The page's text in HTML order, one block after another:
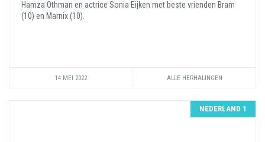
Hamza Othman en actrice Sonia Eijken met beste vrienden Bram
(10) en Marnix (10).
14 MEI 2022 ALLE HERHALINGEN
NEDERLAND 1